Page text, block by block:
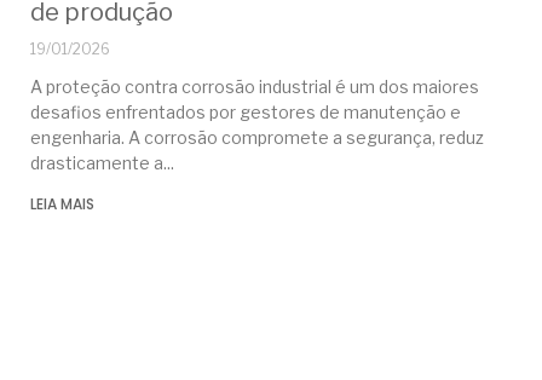
de produção
19/01/2026
A proteção contra corrosão industrial é um dos maiores
desafios enfrentados por gestores de manutenção e
engenharia. A corrosão compromete a segurança, reduz
drasticamente a
LEIA MAIS